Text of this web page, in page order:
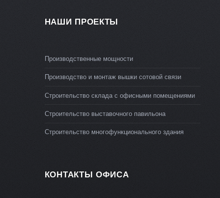
НАШИ ПРОЕКТЫ
Производственные мощности
Производство и монтаж вышки сотовой связи
Строительство склада с офисными помещениями
Строительство выставочного павильона
Строительство многофункционального здания
КОНТАКТЫ ОФИСА